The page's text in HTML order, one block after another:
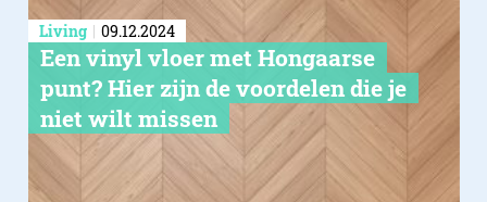
Living 09.12.2024
Een vinyl vloer met Hongaarse
punt? Hier zijn de voordelen die je
niet wilt missen